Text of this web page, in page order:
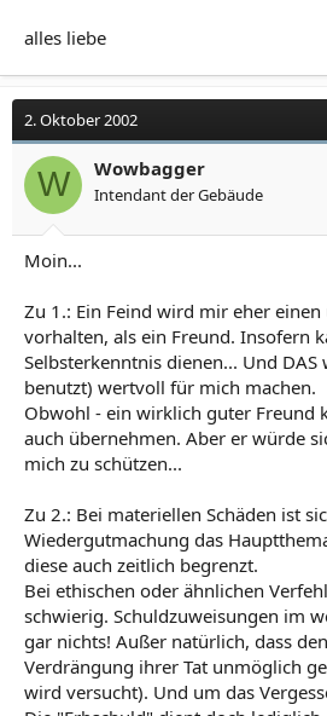
alles liebe
2. Oktober 2002
W Wowbagger
Intendant der Gebäude
Moin...
Zu 1.: Ein Feind wird mir eher
vorhalten, als ein Freund. Insofern
Selbsterkenntnis dienen... Und
benutzt) wertvoll für mich machen.
Obwohl - ein wirklich guter Freund
auch übernehmen. Aber er würde
mich zu schützen...
Zu 2.: Bei materiellen Schäden ist
Wiedergutmachung das
diese auch zeitlich begrenzt.
Bei ethischen oder ähnlichen
schwierig. Schuldzuweisungen im
gar nichts! Außer natürlich, dass
Verdrängung ihrer Tat unmöglich
wird versucht). Und um das